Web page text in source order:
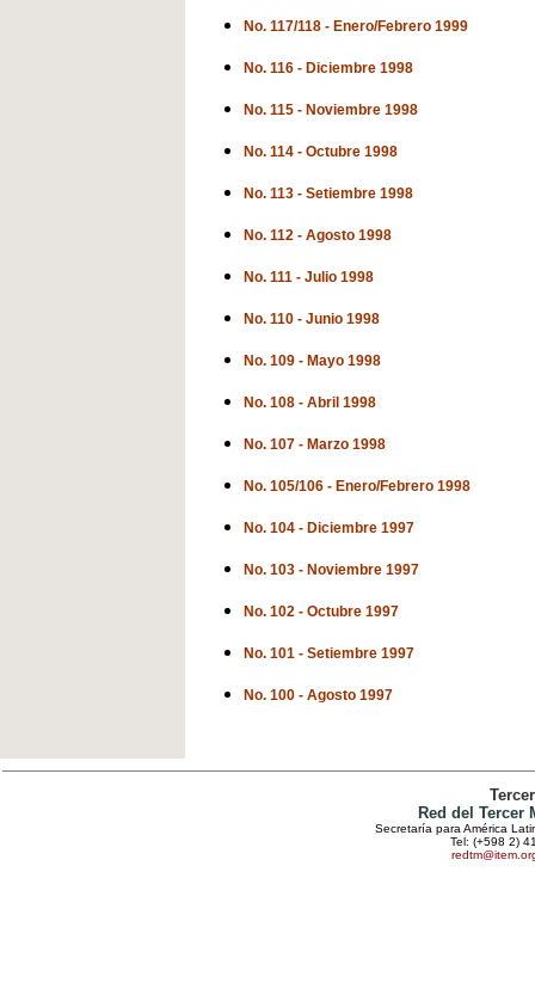
No. 117/118 - Enero/Febrero 1999
No. 116 - Diciembre 1998
No. 115 - Noviembre 1998
No. 114 - Octubre 1998
No. 113 - Setiembre 1998
No. 112 - Agosto 1998
No. 111 - Julio 1998
No. 110 - Junio 1998
No. 109 - Mayo 1998
No. 108 - Abril 1998
No. 107 - Marzo 1998
No. 105/106 - Enero/Febrero 1998
No. 104 - Diciembre 1997
No. 103 - Noviembre 1997
No. 102 - Octubre 1997
No. 101 - Setiembre 1997
No. 100 - Agosto 1997
Red del
Secretaría para América
Tel: (+598 2)